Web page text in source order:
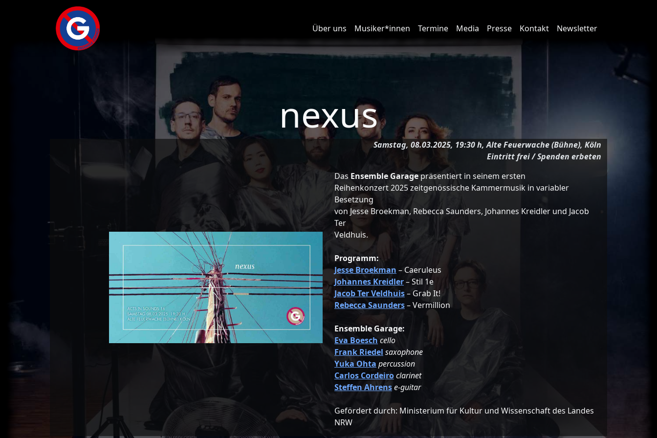
Über uns Musiker*innen Termine Media Presse Kontakt Newsletter
nexus
Samstag, 08.03.2025, 19:30 h, Alte Feuerwache (Bühne), Köln
Eintritt frei / Spenden erbeten
Das Ensemble Garagepräsentiert in seinem ersten
Reihenkonzert 2025 zeitgenössische Kammermusik in variabler
Besetzung
von Jesse Broekman, Rebecca Saunders, Johannes Kreidler und Jacob
Ter
Veldhuis.
Programm:
Jesse Broekman – Caeruleus
Johannes Kreidler– Stil 1e
Jacob Ter Veldhuis– Grab It!
Rebecca Saunders– Vermillion
Ensemble Garage:
Eva Boesch cello
Frank Riedel saxophone
Yuka Ohta percussion
Carlos Cordeiroclarinet
Steffen Ahrense-guitar
Gefördert durch: Ministerium für Kultur und Wissenschaft des Landes
NRW